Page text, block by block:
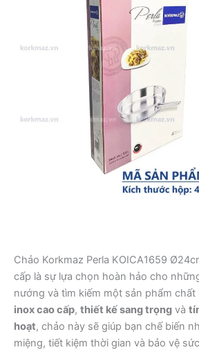
Chảo Korkmaz Perla KOICA1659
cấp là sự lựa chọn hoàn hảo cho
nướng và tìm kiếm một sản phẩm chất
inox cao cấp, thiết kế sang trọng và
hoạt, chảo này sẽ giúp bạn chế biến
miệng, tiết kiệm thời gian và bảo vệ